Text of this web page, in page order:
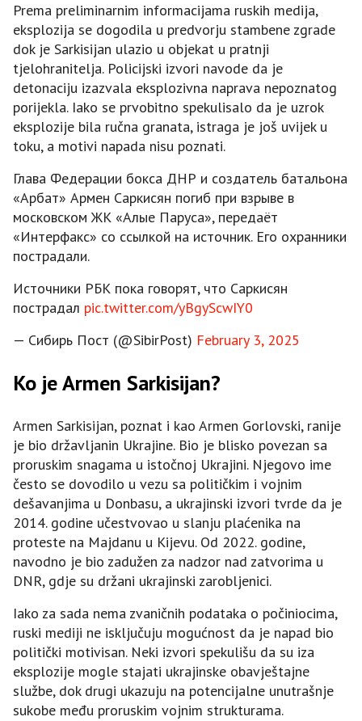
Prema preliminarnim informacijama ruskih medija,
eksplozija se dogodila u predvorju stambene zgrade
dok je Sarkisijan ulazio u objekat u pratnji
tjelohranitelja. Policijski izvori navode da je
detonaciju izazvala eksplozivna naprava nepoznatog
porijekla. Iako se prvobitno spekulisalo da je uzrok
eksplozije bila ručna granata, istraga je još uvijek u
toku, a motivi napada nisu poznati.
Глава Федерации бокса ДНР и создатель батальона
«Арбат» Армен Саркисян погиб при взрыве в
московском ЖК «Алые Паруса», передаёт
«Интерфакс» со ссылкой на источник. Его охранники
пострадали.
Источники РБК пока говорят, что Саркисян
пострадал pic.twitter.com/yBgyScwIY0
— Сибирь Пост (@SibirPost) February 3, 2025
Ko je Armen Sarkisijan?
Armen Sarkisijan, poznat i kao Armen Gorlovski, ranije
je bio državljanin Ukrajine. Bio je blisko povezan sa
proruskim snagama u istočnoj Ukrajini. Njegovo ime
često se dovodilo u vezu sa političkim i vojnim
dešavanjima u Donbasu, a ukrajinski izvori tvrde da je
2014. godine učestvovao u slanju plaćenika na
proteste na Majdanu u Kijevu. Od 2022. godine,
navodno je bio zadužen za nadzor nad zatvorima u
DNR, gdje su držani ukrajinski zarobljenici.
Iako za sada nema zvaničnih podataka o počiniocima,
ruski mediji ne isključuju mogućnost da je napad bio
politički motivisan. Neki izvori spekulišu da su iza
eksplozije mogle stajati ukrajinske obavještajne
službe, dok drugi ukazuju na potencijalne unutrašnje
sukobe među proruskim vojnim strukturama.